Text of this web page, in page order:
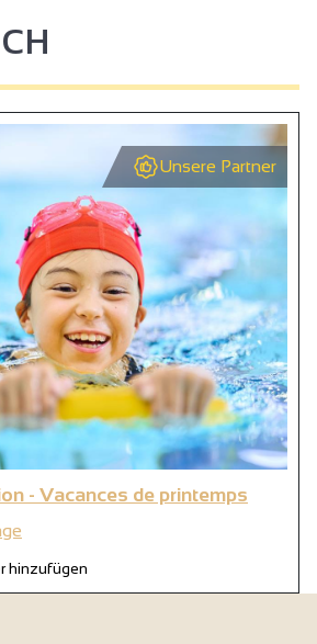
Unsere Partner
- Vacances de printemps
hinzufügen